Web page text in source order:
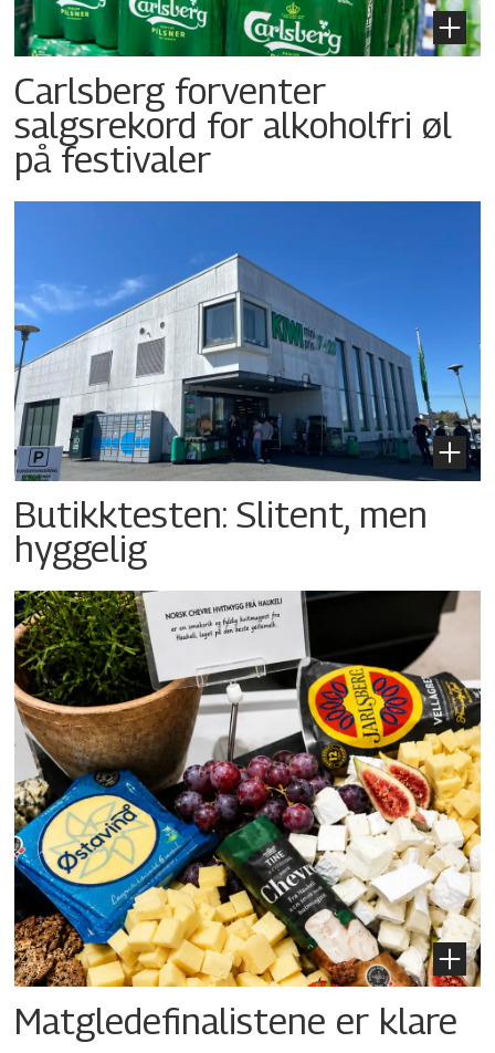
Carlsberg forventer
salgsrekord for alkoholfri øl
på festivaler
Butikktesten: Slitent, men
hyggelig
Matgledefinalistene er klare